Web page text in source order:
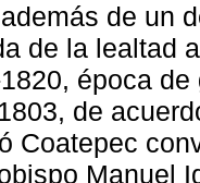
de un
de la lealtad
época
de
Coatepec
Manuel